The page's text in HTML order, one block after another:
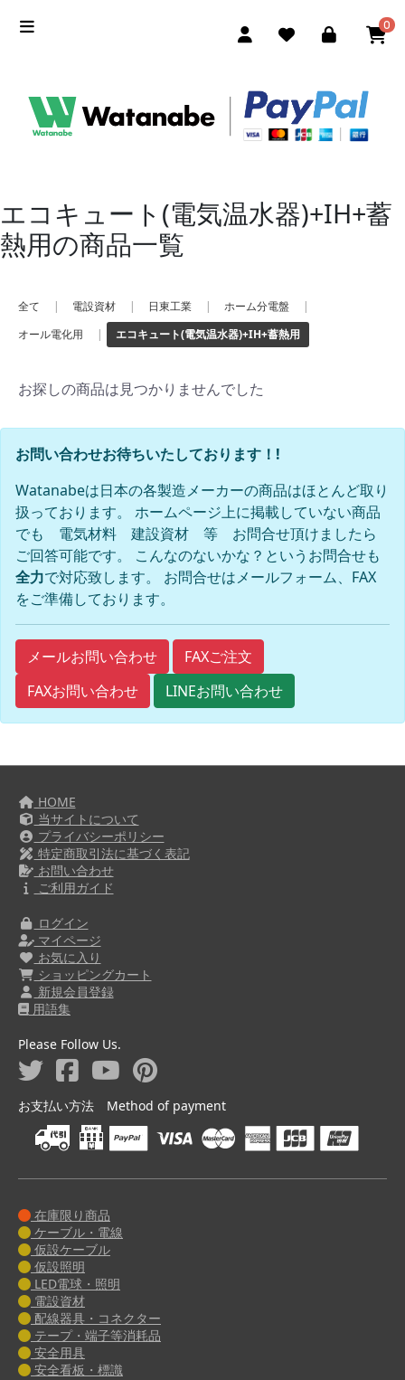
0
エコキュート(電気温水器)+IH+蓄
熱用の商品一覧
全て | 電設資材 | 日東工業 | ホーム分電盤
|
オール電化用
| エコキュート(電気温水器)+IH+蓄熱用
お探しの商品は見つかりませんでした
お問い合わせお待ちいたしております！!
Watanabeは日本の各製造メーカーの商品はほとんど取り
扱っております。 ホームページ上に掲載していない商品
でも 電気材料 建設資材 等 お問合せ頂けましたら
ご回答可能です。 こんなのないかな？というお問合せも
全力で対応致します。 お問合せはメールフォーム、FAX
をご準備しております。
メールお問い合わせ
FAXご注文
FAXお問い合わせ
LINEお問い合わせ
HOME
当サイトについて
プライバシーポリシー
特定商取引法に基づく表記
お問い合わせ
ご利用ガイド
ログイン
マイページ
お気に入り
ショッピングカート
新規会員登録
用語集
Please Follow Us.
お支払い方法 Method of payment
在庫限り商品
ケーブル・電線
仮設ケーブル
仮設照明
LED電球・照明
電設資材
配線器具・コネクター
テープ・端子等消耗品
安全用具
安全看板・標識